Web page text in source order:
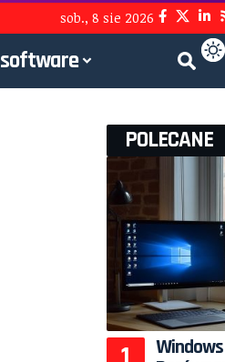
sob., 8 sie 2026
software
POLECANE
Windows